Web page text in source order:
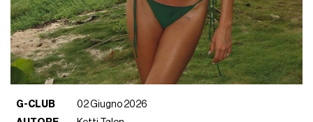
G-CLUB
02 Giugno 2026